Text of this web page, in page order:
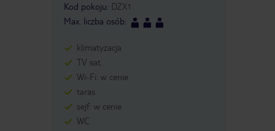
Kod pokoju: DZX1
Max. liczba osób:
klimatyzacja
TV sat.
Wi-Fi: w cenie
taras
sejf: w cenie
WC